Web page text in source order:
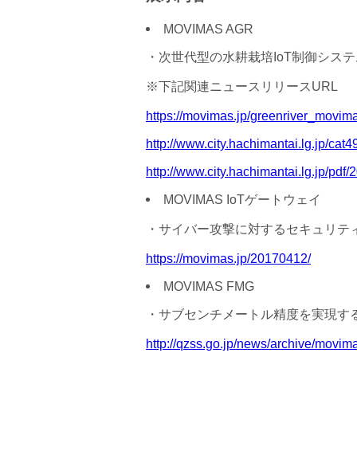
MOVIMAS AGR
・次世代型の水耕栽培IoT制御シス
※下記関連ニュースリリースURL
https://movimas.jp/
http://www.city.hachimantai.lg.jp/
http://www.city.hachimantai.lg.jp/
MOVIMAS IoTゲートウェイ
・サイバー攻撃に対するセキュリ
https://movimas.jp/20170412/
MOVIMAS FMG
・サブセンチメートル精度を実現
http://qzss.go.jp/news/archive/